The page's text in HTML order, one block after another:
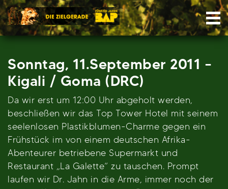
Skip
to
content
Sonntag, 11.September 2011 –
Kigali / Goma (DRC)
Da wir erst um 12:00 Uhr abgeholt werden,
beschließen wir das Top Tower Hotel mit seinem
seelenlosen Plastikblumen-Charme gegen ein
Frühstück im von einem deutschen Afrika-
Abenteurer betriebene Supermarkt und
Restaurant „La Galette“ zu tauschen. Prompt
laufen wir Dr. Jahn in die Arme, immer noch der